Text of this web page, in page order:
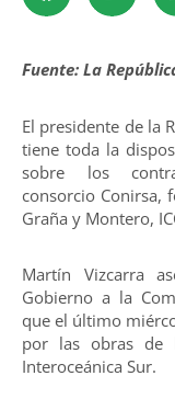
Fuente: La
El presidente de la
tiene toda la
sobre los
consorcio Conirsa,
Graña y Montero,
Martín Vizcarra
Gobierno a la
que el último
por las obras de
Interoceánica Sur.